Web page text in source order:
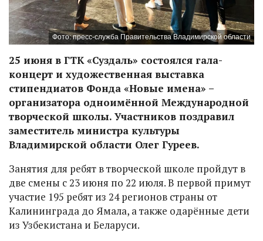
Фото: пресс-служба Правительства Владимирской области
25 июня в ГТК «Суздаль» состоялся гала-
концерт и художественная выставка
стипендиатов Фонда «Новые имена» –
организатора одноимённой Международной
творческой школы. Участников поздравил
заместитель министра культуры
Владимирской области Олег Гуреев.
Занятия для ребят в творческой школе пройдут в
две смены с 23 июня по 22 июля. В первой примут
участие 195 ребят из 24 регионов страны от
Калининграда до Ямала, а также одарённые дети
из Узбекистана и Беларуси.